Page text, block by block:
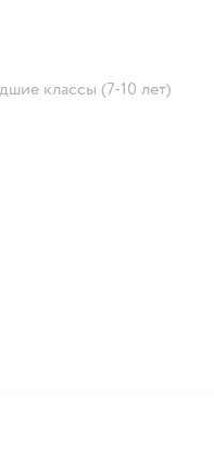
классы (7-10 лет)